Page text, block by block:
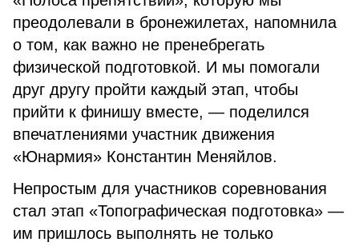
преодолевали в бронежилетах, напомнила
о том, как важно не пренебрегать
физической подготовкой. И мы помогали
друг другу пройти каждый этап, чтобы
прийти к финишу вместе, — поделился
впечатлениями участник движения
«Юнармия» Константин Меняйлов.
Непростым для участников соревнования
стал этап «Топографическая подготовка» —
им пришлось выполнять не только